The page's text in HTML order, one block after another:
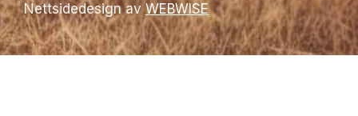
Nettsidedesign avWEBWISE